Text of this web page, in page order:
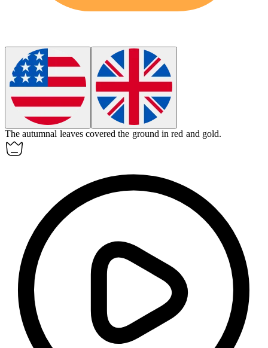
Theautumnal leaves covered the ground in red and gold.